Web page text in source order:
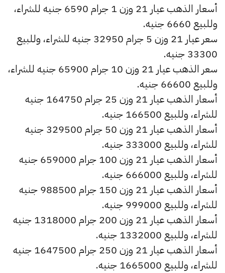
أسعار الذهب عيار 21 وزن 1 جرام 6590 جنيه للشراء،
وللبيع 6660 جنيه.
سعر عيار 21 وزن 5 جرام 32950 جنيه للشراء، وللبيع
33300 جنيه.
سعر الذهب عيار 21 وزن 10 جرام 65900 جنيه للشراء،
وللبيع 66600 جنيه.
أسعار الذهب عيار 21 وزن 25 جرام 164750 جنيه
للشراء، وللبيع 166500 جنيه.
أسعار الذهب عيار 21 وزن 50 جرام 329500 جنيه
للشراء، وللبيع 333000 جنيه.
أسعار الذهب عيار 21 وزن 100 جرام 659000 جنيه
للشراء، وللبيع 666000 جنيه.
أسعار الذهب عيار 21 وزن 150 جرام 988500 جنيه
للشراء، وللبيع 999000 جنيه.
أسعار الذهب عيار 21 وزن 200 جرام 1318000 جنيه
للشراء، وللبيع 1332000 جنيه.
أسعار الذهب عيار 21 وزن 250 جرام 1647500 جنيه
للشراء، وللبيع 1665000 جنيه.